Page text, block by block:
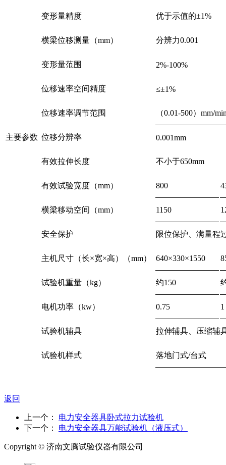
主要参数
变形量精度 优于示值的±1%
横梁位移测量（mm） 分辨力0.001
变形量范围 2%-100%
位移速率空间精度 ≤±1%
位移速率调节范围 （0.01-500）mm/
位移分辨率 0.001mm
有效拉伸长度 不小于650mm
有效试验宽度（mm） 800
横梁移动空间（mm） 1150
安全保护 限位保护、满量程
主机尺寸（长×宽×高）（mm） 640×330×1550
试验机重量（kg） 约150
电机功率（kw） 0.75 1
试验机辅具 拉伸辅具、压缩辅
试验机样式 落地门式/台式
返回
上一个： 电力安全器具卧式拉力试验机
下一个： 电力安全器具万能试验机（液压式）
Copyright © 济南文腾试验仪器有限公司